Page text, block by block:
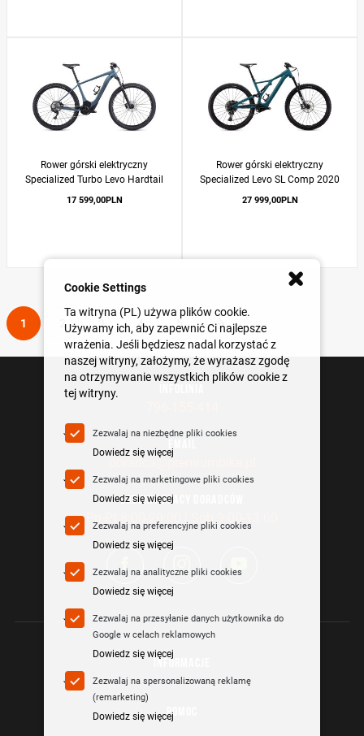
Rower górski elektryczny
Specialized Turbo Levo Hardtail
17 599,00PLN
Rower górski elektryczny
Specialized Levo SL Comp 2020
27 999,00PLN
Strona
czytasz stronę
1 Strona
2 Strona
3 Strona
4 Strona
5 Strona
Następne
EMAIL
doradca@premiumbike.pl
GODZINY PRACY DORADCÓW
Pn-Pt 8:00-20:00 | Sob 9:00-13:00
POMOC
Cookie Settings
Ta witryna (PL) używa plików cookie.
Używamy ich, aby zapewnić Ci najlepsze
wrażenia. Jeśli będziesz nadal korzystać z
naszej witryny, założymy, że wyrażasz zgodę
na otrzymywanie wszystkich plików cookie z
tej witryny.
Zezwalaj na niezbędne pliki cookies
Dowiedz się więcej
Zezwalaj na marketingowe pliki cookies
Dowiedz się więcej
Zezwalaj na preferencyjne pliki cookies
Dowiedz się więcej
Zezwalaj na analityczne pliki cookies
Dowiedz się więcej
Zezwalaj na przesyłanie danych użytkownika do
Google w celach reklamowych
Dowiedz się więcej
Zezwalaj na spersonalizowaną reklamę
(remarketing)
Dowiedz się więcej